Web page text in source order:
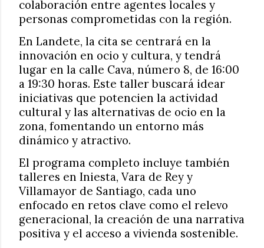
colaboración entre agentes locales y
personas comprometidas con la región.
En Landete, la cita se centrará en la
innovación en ocio y cultura, y tendrá
lugar en la calle Cava, número 8, de 16:00
a 19:30 horas. Este taller buscará idear
iniciativas que potencien la actividad
cultural y las alternativas de ocio en la
zona, fomentando un entorno más
dinámico y atractivo.
El programa completo incluye también
talleres en Iniesta, Vara de Rey y
Villamayor de Santiago, cada uno
enfocado en retos clave como el relevo
generacional, la creación de una narrativa
positiva y el acceso a vivienda sostenible.